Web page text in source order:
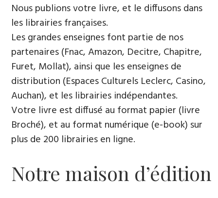
Nous publions votre livre, et le diffusons dans
les librairies françaises.
Les grandes enseignes font partie de nos
partenaires (Fnac, Amazon, Decitre, Chapitre,
Furet, Mollat), ainsi que les enseignes de
distribution (Espaces Culturels Leclerc, Casino,
Auchan), et les librairies indépendantes.
Votre livre est diffusé au format papier (livre
Broché), et au format numérique (e-book) sur
plus de 200 librairies en ligne.
Notre maison d’édition